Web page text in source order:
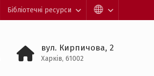
Бібліотечні ресурси
вул. Кирпичова, 2
Харків, 61002